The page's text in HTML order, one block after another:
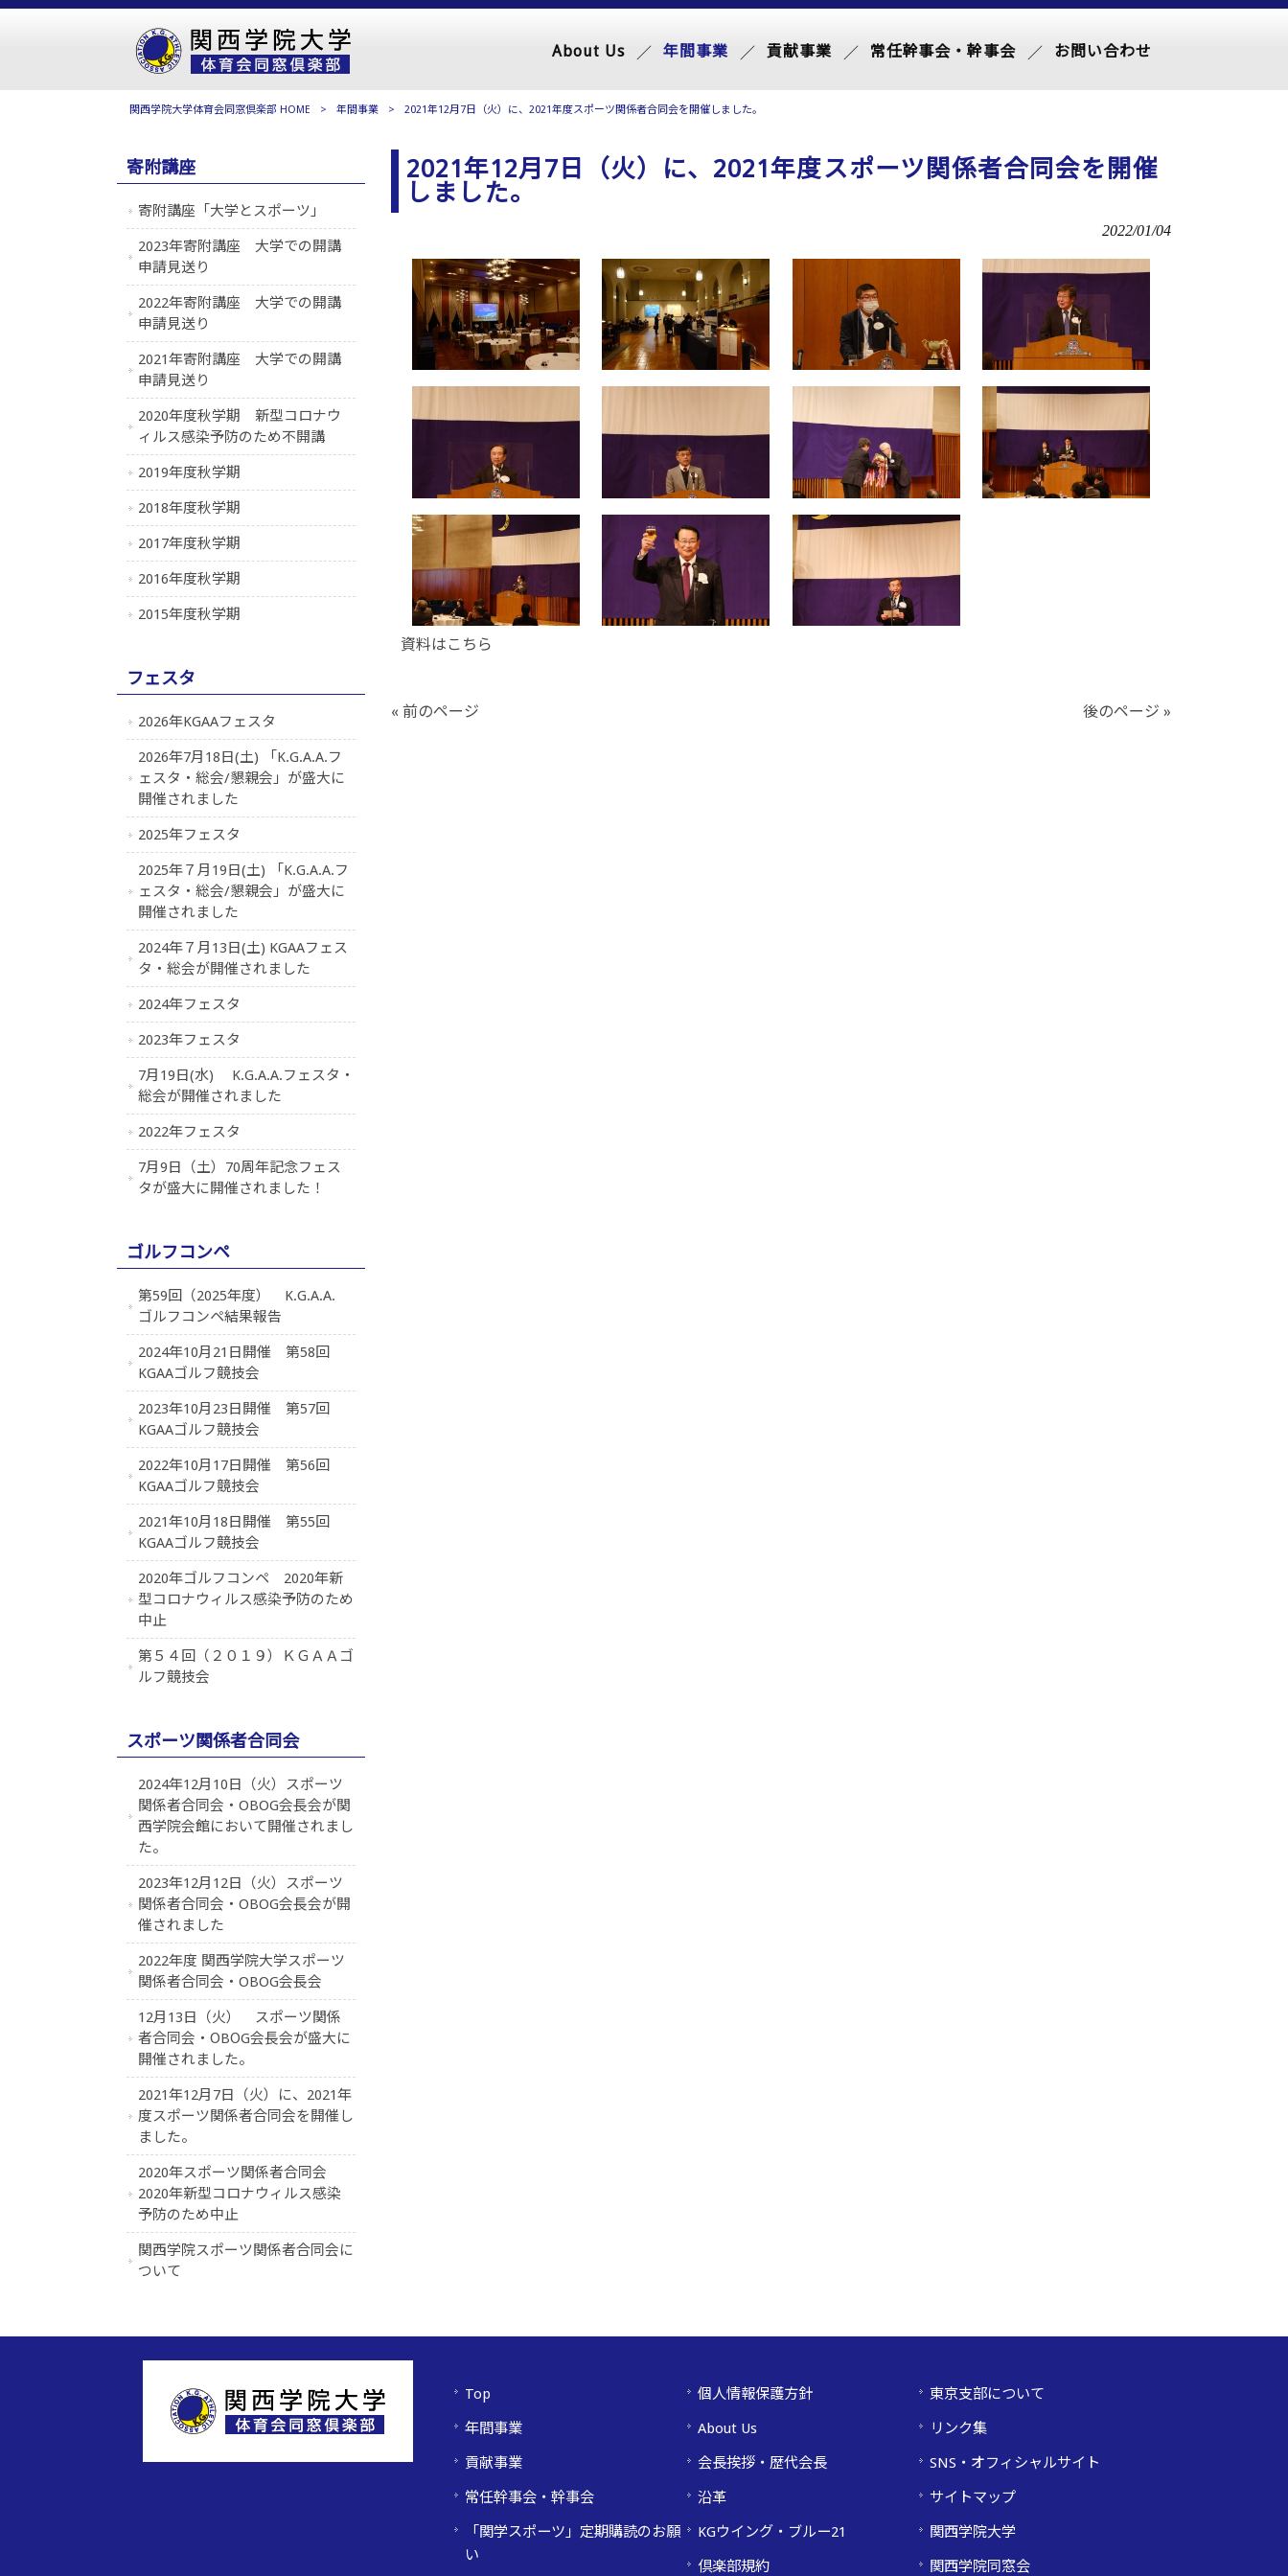
About Us 年間事業 貢献事業 常任幹事会・幹事会 お問い合わせ
関西学院大学体育会同窓倶楽部 HOME > 年間事業 > 2021年12月7日（火）に、2021年度スポーツ関係者合同会を開催しました。
2021年12月7日（火）に、2021年度スポーツ関係者合同会を開催
しました。
2022/01/04
資料はこちら
« 前のページ 後のページ »
寄附講座
寄附講座「大学とスポーツ」
2023年寄附講座 大学での開講
申請見送り
2022年寄附講座 大学での開講
申請見送り
2021年寄附講座 大学での開講
申請見送り
2020年度秋学期 新型コロナウ
ィルス感染予防のため不開講
2019年度秋学期
2018年度秋学期
2017年度秋学期
2016年度秋学期
2015年度秋学期
フェスタ
2026年KGAAフェスタ
2026年7月18日(土) 「K.G.A.A.フ
ェスタ・総会/懇親会」が盛大に
開催されました
2025年フェスタ
2025年７月19日(土) 「K.G.A.A.フ
ェスタ・総会/懇親会」が盛大に
開催されました
2024年７月13日(土) KGAAフェス
タ・総会が開催されました
2024年フェスタ
2023年フェスタ
7月19日(水) K.G.A.A.フェスタ・
総会が開催されました
2022年フェスタ
7月9日（土）70周年記念フェス
タが盛大に開催されました！
ゴルフコンペ
第59回（2025年度） K.G.A.A.
ゴルフコンペ結果報告
2024年10月21日開催 第58回
KGAAゴルフ競技会
2023年10月23日開催 第57回
KGAAゴルフ競技会
2022年10月17日開催 第56回
KGAAゴルフ競技会
2021年10月18日開催 第55回
KGAAゴルフ競技会
2020年ゴルフコンペ 2020年新
型コロナウィルス感染予防のため
中止
第５４回（２０１９）ＫＧＡＡゴ
ルフ競技会
スポーツ関係者合同会
2024年12月10日（火）スポーツ
関係者合同会・OBOG会長会が関
西学院会館において開催されまし
た。
2023年12月12日（火）スポーツ
関係者合同会・OBOG会長会が開
催されました
2022年度 関西学院大学スポーツ
関係者合同会・OBOG会長会
12月13日（火） スポーツ関係
者合同会・ОBОG会長会が盛大に
開催されました。
2021年12月7日（火）に、2021年
度スポーツ関係者合同会を開催し
ました。
2020年スポーツ関係者合同会
2020年新型コロナウィルス感染
予防のため中止
関西学院スポーツ関係者合同会に
ついて
Top
年間事業
貢献事業
常任幹事会・幹事会
「関学スポーツ」定期購読のお願
い
個人情報保護方針
About Us
会長挨拶・歴代会長
沿革
KGウイング・ブルー21
倶楽部規約
東京支部について
リンク集
SNS・オフィシャルサイト
サイトマップ
関西学院大学
関西学院同窓会